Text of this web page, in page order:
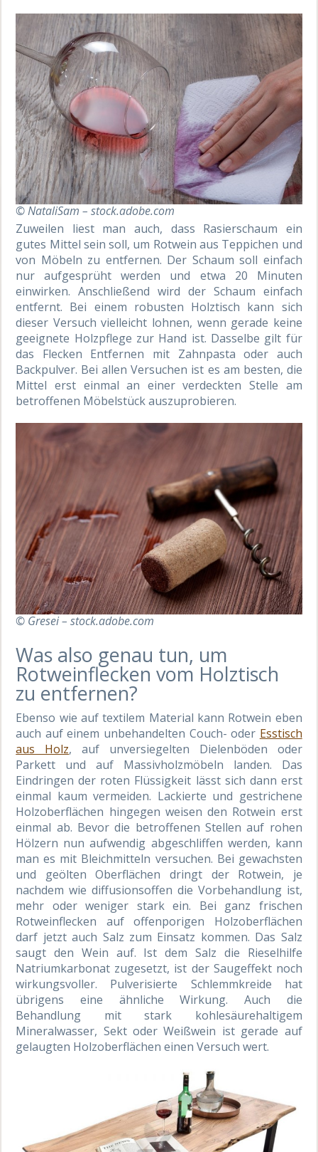
© NataliSam – stock.adobe.com
Zuweilen liest man auch, dass Rasierschaum ein
gutes Mittel sein soll, um Rotwein aus Teppichen und
von Möbeln zu entfernen. Der Schaum soll einfach
nur aufgesprüht werden und etwa 20 Minuten
einwirken. Anschließend wird der Schaum einfach
entfernt. Bei einem robusten Holztisch kann sich
dieser Versuch vielleicht lohnen, wenn gerade keine
geeignete Holzpflege zur Hand ist. Dasselbe gilt für
das Flecken Entfernen mit Zahnpasta oder auch
Backpulver. Bei allen Versuchen ist es am besten, die
Mittel erst einmal an einer verdeckten Stelle am
betroffenen Möbelstück auszuprobieren.
© Gresei – stock.adobe.com
Was also genau tun, um
Rotweinflecken vom Holztisch
zu entfernen?
Ebenso wie auf textilem Material kann Rotwein eben
auch auf einem unbehandelten Couch- oder Esstisch
aus Holz, auf unversiegelten Dielenböden oder
Parkett und auf Massivholzmöbeln landen. Das
Eindringen der roten Flüssigkeit lässt sich dann erst
einmal kaum vermeiden. Lackierte und gestrichene
Holzoberflächen hingegen weisen den Rotwein erst
einmal ab. Bevor die betroffenen Stellen auf rohen
Hölzern nun aufwendig abgeschliffen werden, kann
man es mit Bleichmitteln versuchen. Bei gewachsten
und geölten Oberflächen dringt der Rotwein, je
nachdem wie diffusionsoffen die Vorbehandlung ist,
mehr oder weniger stark ein. Bei ganz frischen
Rotweinflecken auf offenporigen Holzoberflächen
darf jetzt auch Salz zum Einsatz kommen. Das Salz
saugt den Wein auf. Ist dem Salz die Rieselhilfe
Natriumkarbonat zugesetzt, ist der Saugeffekt noch
wirkungsvoller. Pulverisierte Schlemmkreide hat
übrigens eine ähnliche Wirkung. Auch die
Behandlung mit stark kohlesäurehaltigem
Mineralwasser, Sekt oder Weißwein ist gerade auf
gelaugten Holzoberflächen einen Versuch wert.